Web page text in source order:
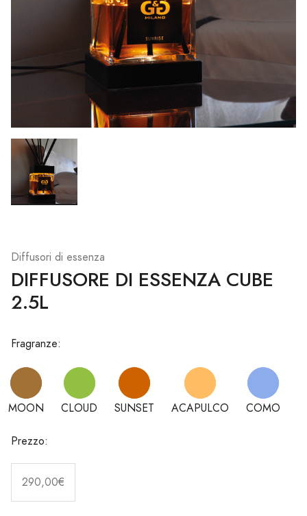
Diffusori di essenza
DIFFUSORE DI ESSENZA CUBE
2.5L
Fragranze:
MOON CLOUD SUNSET ACAPULCO COMO
Prezzo:
290,00€